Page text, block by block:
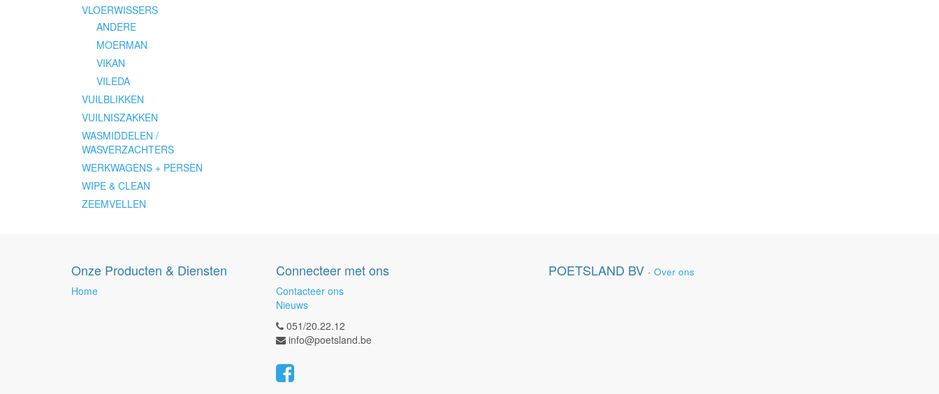
VLOERWISSERS
ANDERE
MOERMAN
VIKAN
VILEDA
VUILBLIKKEN
VUILNISZAKKEN
WASMIDDELEN /
WASVERZACHTERS
WERKWAGENS + PERSEN
WIPE & CLEAN
ZEEMVELLEN
Onze Producten & Diensten
Home
Connecteer met ons
Contacteer ons
Nieuws
051/20.22.12
info@poetsland.be
POETSLAND BV - Over ons